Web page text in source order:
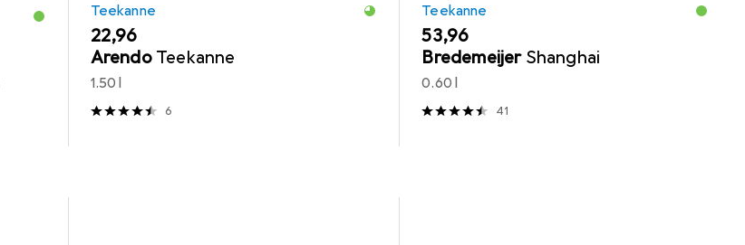
Teekanne
EUR
22,96
Arendo Teekanne
1.50 l
6
Teekanne
EUR
53,96
Bredemeijer Shanghai
0.60 l
41